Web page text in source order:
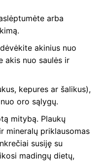
arba
akinius nuo
akis nuo saulės ir
kepures ar šalikus),
oro sąlygų.
mitybą. Plaukų
mineralų priklausomas
susiję su
madingų dietų,